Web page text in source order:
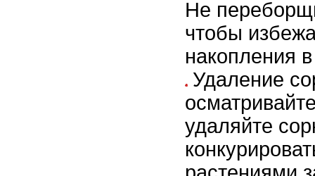
Не
чтобы
накопления
Удаление
удаляйте